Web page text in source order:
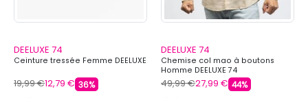
DEELUXE 74
Ceinture tressée Femme DEELUXE
19,99 €12,79 € 36%
DEELUXE 74
Chemise col mao à boutons
Homme DEELUXE 74
49,99 €27,99 € 44%